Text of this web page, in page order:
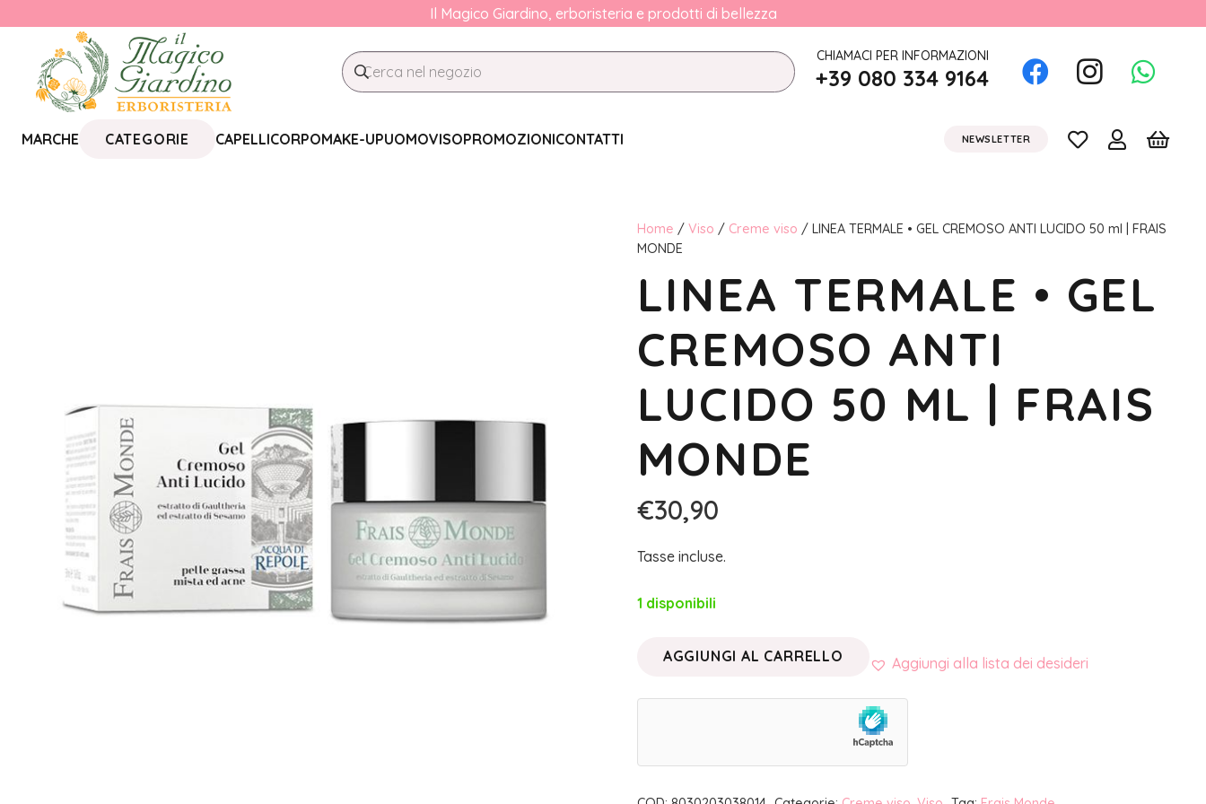
Il Magico Giardino, erboristeria e prodotti di bellezza
CHIAMACI PER INFORMAZIONI
+39 080 334 9164
MARCHE CATEGORIE CAPELLICORPOMAKE-UPUOMOVISOPROMOZIONICONTATTI NEWSLETTER
Home / Viso / Creme viso / LINEA TERMALE • GEL CREMOSO ANTI LUCIDO 50 ml | FRAIS
MONDE
LINEA TERMALE • GEL
CREMOSO ANTI
LUCIDO 50 ML | FRAIS
MONDE
€30,90
Tasse incluse.
1 disponibili
CREMOSO
ANTI
AGGIUNGI AL CARRELLO Aggiungi alla lista dei desideri